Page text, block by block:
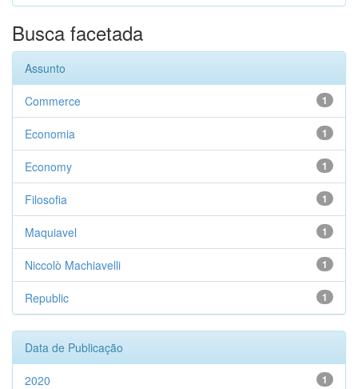
Busca facetada
Assunto
1
Commerce
1
Economia
1
Economy
1
Filosofia
1
Maquiavel
1
Niccolò Machiavelli
1
Republic
Data de Publicação
1
2020